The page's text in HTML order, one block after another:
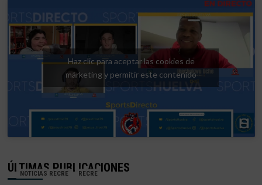
Haz clic para aceptar las cookies de
márketing y permitir este contenido
ÚLTIMAS PUBLICACIONES
NOTICIAS RECRE RECRE